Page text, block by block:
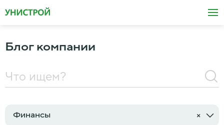
Блог компании
Финансы ×